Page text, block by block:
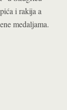
i rakija a
medaljama.